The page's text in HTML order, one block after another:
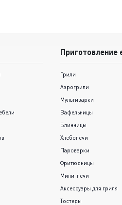
Приготовление
Грили
Аэрогрили
Мультиварки
Вафельницы
Блинницы
Хлебопечи
Пароварки
Фритюрницы
Мини-печи
Аксессуары для гриля
Тостеры